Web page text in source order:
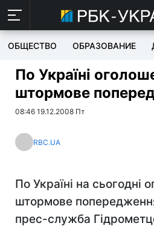
ОБЩЕСТВО ОБРАЗОВАНИЕ
По Україні
штормове
08:46 19.12.2008 Пт
RBC.UA
По Україні на сьогодні
штормове
прес-служба